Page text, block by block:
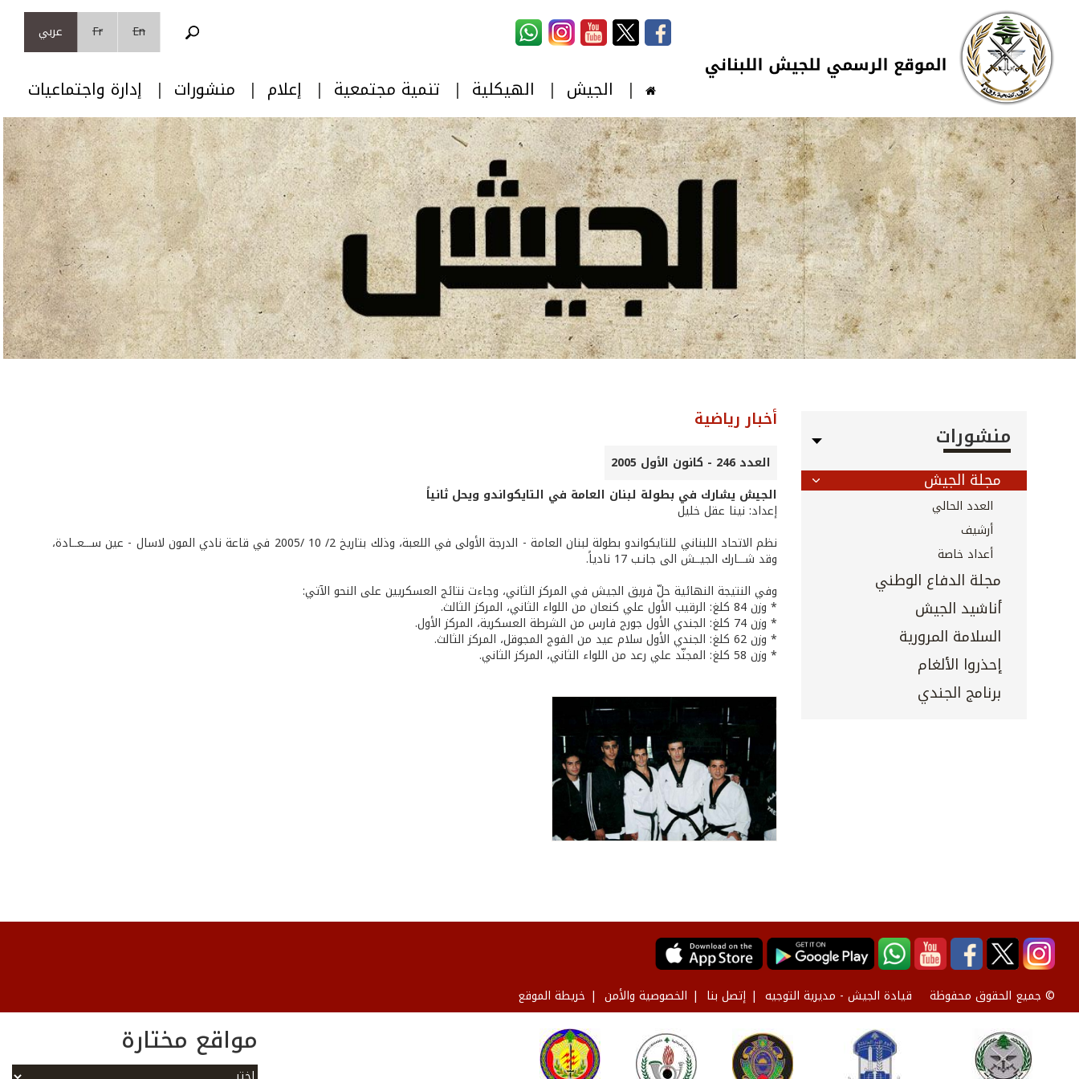
تجاوز إلى المحتوى الرئيسي
Skip to navigation
En
Fr عربي
الجيش الهيكلية تنمية مجتمعية إعلام منشورات إدارة واجتماعيات
منشورات
مجلة الجيش
العدد الحالي
أرشيف
أعداد خاصة
مجلة الدفاع الوطني
أناشيد الجيش
السلامة المرورية
إحذروا الألغام
برنامج الجندي
أخبار رياضية
العدد 246 - كانون الأول 2005
الجيش يشارك في بطولة لبنان العامة في التايكواندو ويحل ثانياً
إعداد: نينا عقل خليل
نظم الاتحاد اللبناني للتايكواندو بطولة لبنان العامة - الدرجة الأولى في اللعبة، وذلك بتاريخ 2/ 10 /2005 في قاعة نادي المون لاسال - عين ســـعــادة،
وقد شـــارك الجيــش الى جانـب 17 نادياً.
وفي النتيجة النهائية حلّ فريق الجيش في المركز الثاني، وجاءت نتائج العسكريين على النحو الآتي:
* وزن 84 كلغ: الرقيب الأول علي كنعان من اللواء الثاني، المركز الثالث.
* وزن 74 كلغ: الجندي الأول جورج فارس من الشرطة العسكرية، المركز الأول.
* وزن 62 كلغ: الجندي الأول سلام عيد من الفوج المجوقل، المركز الثالث.
* وزن 58 كلغ: المجنّد علي رعد من اللواء الثاني، المركز الثاني.
© جميع الحقوق محفوظة قيادة الجيش - مديرية التوجيه إتصل بنا الخصوصية والأمن خريطة الموقع
مواقع مختارة